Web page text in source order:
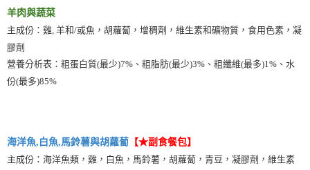
羊肉與蔬菜
主成份：雞, 羊和/或魚，胡蘿蔔，增稠劑，維生素和礦物質，食用色素，凝
膠劑
營養分析表：粗蛋白質(最少)7%、粗脂肪(最少)3%、粗纖維(最多)1%、水
份(最多)85%
海洋魚,白魚,馬鈴薯與胡蘿蔔 【★副食餐包】
主成份：海洋魚類，雞，白魚，馬鈴薯，胡蘿蔔，青豆，凝膠劑，維生素